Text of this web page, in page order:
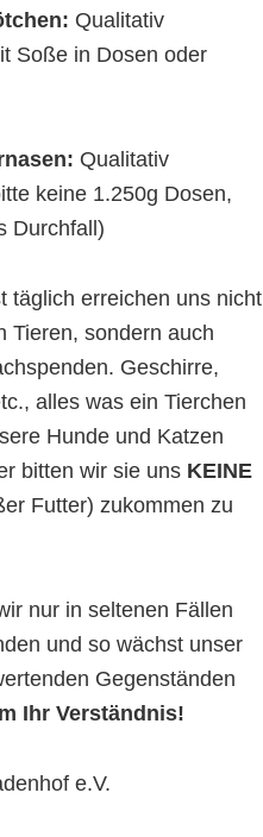
Qualitativ
Soße in Dosen oder
Qualitativ
keine 1.250g Dosen,
Durchfall)
täglich erreichen uns nicht
Tieren, sondern auch
Geschirre,
alles was ein Tierchen
Hunde und Katzen
bitten wir sie uns KEINE
Futter) zukommen zu
nur in seltenen Fällen
und so wächst unser
Gegenständen
Ihr Verständnis!
e.V.